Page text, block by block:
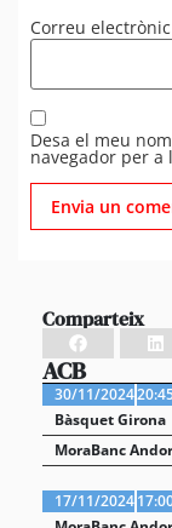
Correu electrònic
Desa el meu
navegador per a
Comparteix
ACB
30/11/2024
Bàsquet Girona
MoraBanc
17/11/2024